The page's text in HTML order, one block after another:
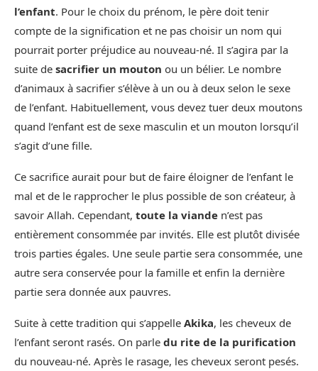
l’enfant. Pour le choix du prénom, le père doit tenir
compte de la signification et ne pas choisir un nom qui
pourrait porter préjudice au nouveau-né. Il s’agira par la
suite de sacrifier un mouton ou un bélier. Le nombre
d’animaux à sacrifier s’élève à un ou à deux selon le sexe
de l’enfant. Habituellement, vous devez tuer deux moutons
quand l’enfant est de sexe masculin et un mouton lorsqu’il
s’agit d’une fille.
Ce sacrifice aurait pour but de faire éloigner de l’enfant le
mal et de le rapprocher le plus possible de son créateur, à
savoir Allah. Cependant, toute la viande n’est pas
entièrement consommée par invités. Elle est plutôt divisée
trois parties égales. Une seule partie sera consommée, une
autre sera conservée pour la famille et enfin la dernière
partie sera donnée aux pauvres.
Suite à cette tradition qui s’appelle Akika, les cheveux de
l’enfant seront rasés. On parle du rite de la purification
du nouveau-né. Après le rasage, les cheveux seront pesés.